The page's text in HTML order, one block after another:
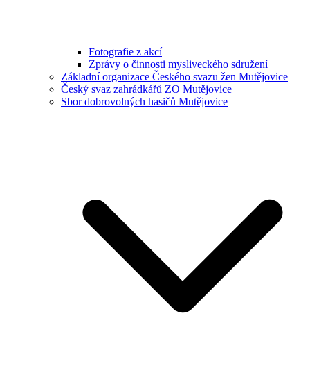
Fotografie z akcí
Zprávy o činnosti mysliveckého sdružení
Základní organizace Českého svazu žen Mutějovice
Český svaz zahrádkářů ZO Mutějovice
Sbor dobrovolných hasičů Mutějovice